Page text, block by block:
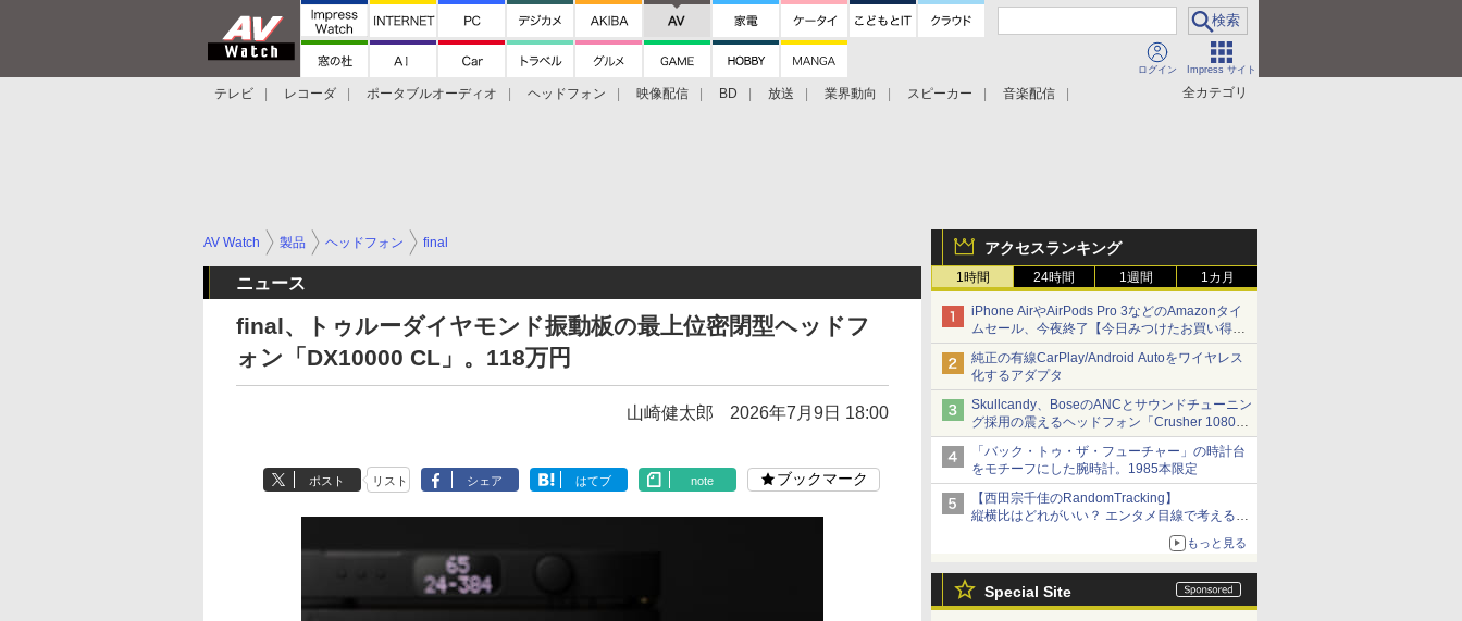
ログイン Impress サイト
全カテゴリ
テレビ レコーダ ポータブルオーディオ ヘッドフォン 映像配信 BD 放送 業界動向 スピーカー
音楽配信
アクセスランキング
1時間 24時間 1週間 1カ月
iPhone AirやAirPods Pro 3などのAmazonタイ
ムセール、今夜終了【今日みつけたお買い得
品】
純正の有線CarPlay/Android Autoをワイヤレス
化するアダプタ
Skullcandy、BoseのANCとサウンドチューニン
グ採用の震えるヘッドフォン「Crusher 1080
ANC」
「バック・トゥ・ザ・フューチャー」の時計台
をモチーフにした腕時計。1985本限定
【西田宗千佳のRandomTracking】
縦横比はどれがいい？ エンタメ目線で考える、
もっと見る
Special Site
AV Watch 製品 ヘッドフォン final
ニュース
final、トゥルーダイヤモンド振動板の最上位密閉型ヘッドフ
ォン「DX10000 CL」。118万円
山崎健太郎 2026年7月9日 18:00
ポスト リスト シェア はてブ note ブックマーク